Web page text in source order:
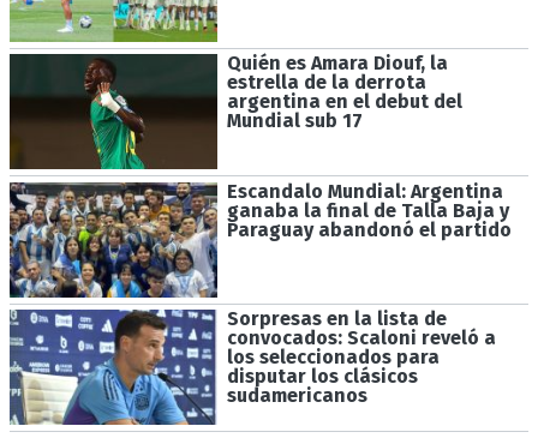
Quién es Amara Diouf, la
estrella de la derrota
argentina en el debut del
Mundial sub 17
Escandalo Mundial: Argentina
ganaba la final de Talla Baja y
Paraguay abandonó el partido
Sorpresas en la lista de
convocados: Scaloni reveló a
los seleccionados para
disputar los clásicos
sudamericanos